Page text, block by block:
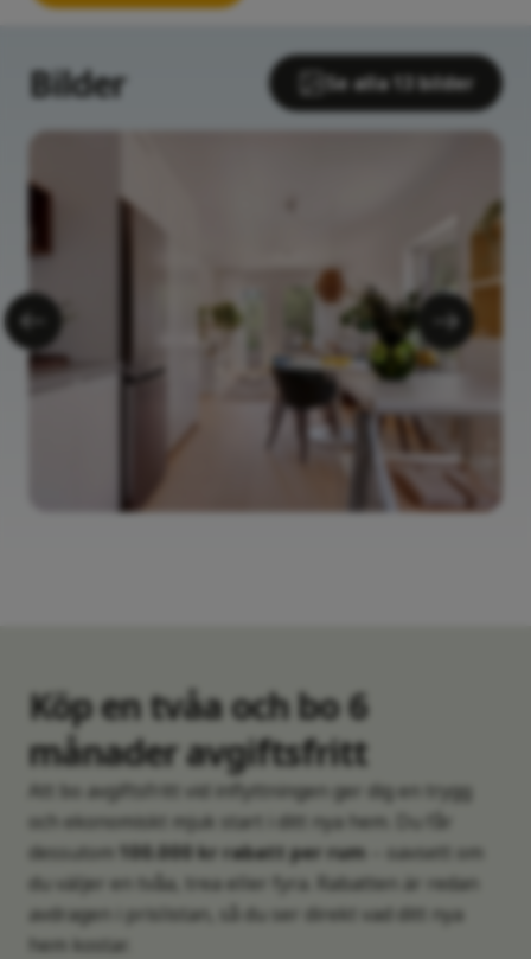
Bilder Se alla 13 bilder
Köp en tvåa och bo 6
månader avgiftsfritt
Att bo avgiftsfritt vid inflyttningen ger dig en trygg
och ekonomiskt mjuk start i ditt nya hem. Du får
dessutom 100.000 kr rabatt per rum – oavsett om
du väljer en tvåa, trea eller fyra. Rabatten är redan
avdragen i prislistan, så du ser direkt vad ditt nya
hem kostar.